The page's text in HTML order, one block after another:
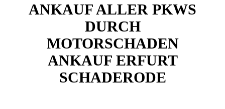
ANKAUF ALLER PKWS
DURCH
MOTORSCHADEN
ANKAUF ERFURT
SCHADERODE